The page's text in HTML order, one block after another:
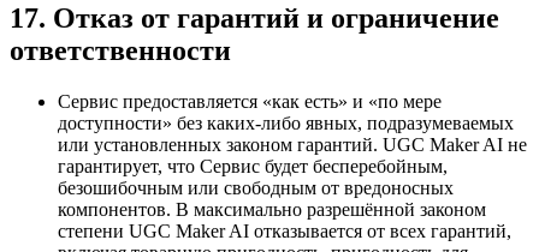
17. Отказ от гарантий и ограничение
ответственности
Сервис предоставляется «как есть» и «по мере
доступности» без каких-либо явных, подразумеваемых
или установленных законом гарантий. UGC Maker AI не
гарантирует, что Сервис будет бесперебойным,
безошибочным или свободным от вредоносных
компонентов. В максимально разрешённой законом
степени UGC Maker AI отказывается от всех гарантий,